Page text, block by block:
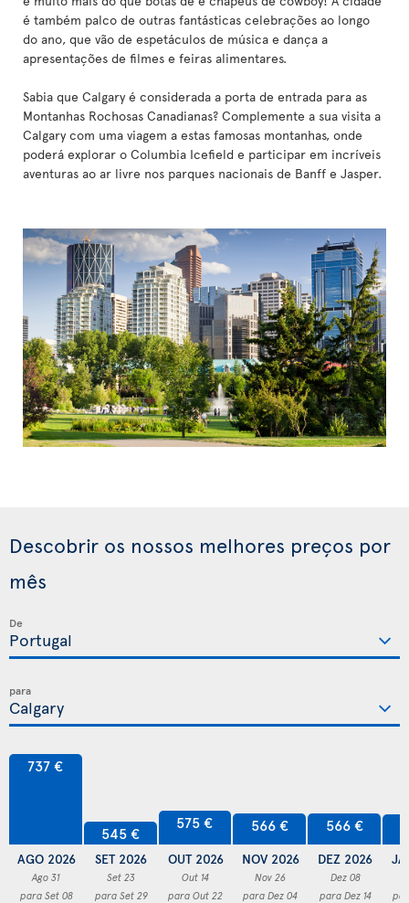
é também palco de outras fantásticas celebrações ao longo
do ano, que vão de espetáculos de música e dança a
apresentações de filmes e feiras alimentares.
Sabia que Calgary é considerada a porta de entrada para as
Montanhas Rochosas Canadianas? Complemente a sua visita a
Calgary com uma viagem a estas famosas montanhas, onde
poderá explorar o Columbia Icefield e participar em incríveis
aventuras ao ar livre nos parques nacionais de Banff e Jasper.
Descobrir os nossos melhores preços por
mês
De
para
737 €
AGO 2026
Ago 31
para Set 08
545 €
SET 2026
Set 23
para Set 29
575 €
OUT 2026
Out 14
para Out 22
566 €
NOV 2026
Nov 26
para Dez 04
566 €
DEZ 2026
Dez 08
para Dez 14